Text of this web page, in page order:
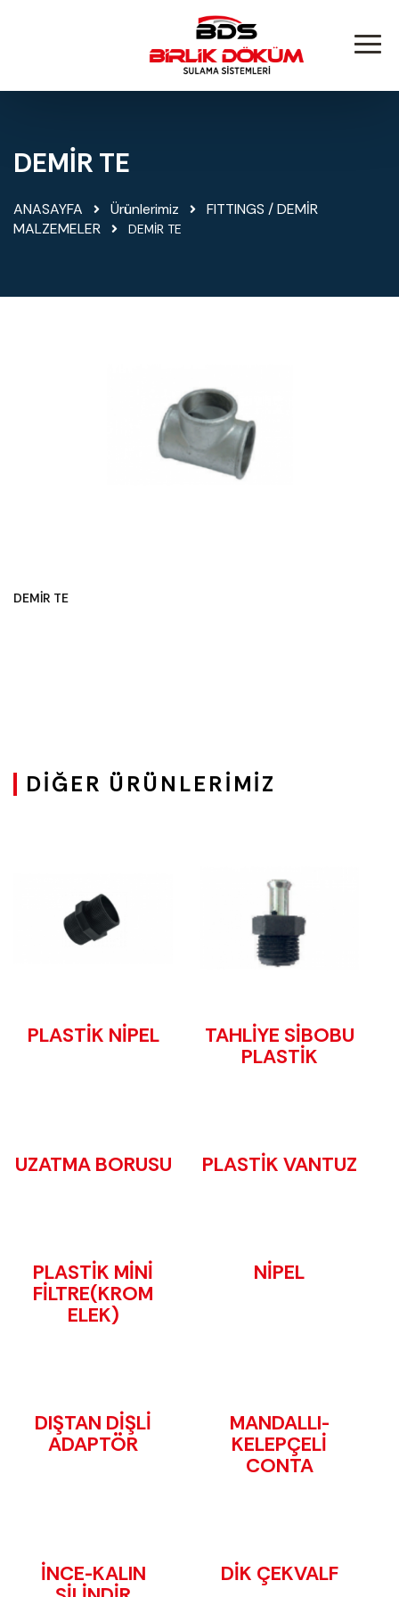
DEMİR TE
ANASAYFA Ürünlerimiz
FITTINGS / DEMİR
MALZEMELER
DEMİR TE
DEMİR TE
DIĞER ÜRÜNLERIMIZ
PLASTİK NİPEL
TAHLİYE SİBOBU
PLASTİK
UZATMA BORUSU PLASTİK VANTUZ
PLASTİK MİNİ
FİLTRE(KROM
ELEK)
NİPEL
DIŞTAN DİŞLİ
ADAPTÖR
MANDALLI-
KELEPÇELİ
CONTA
İNCE-KALIN
DİK ÇEKVALF